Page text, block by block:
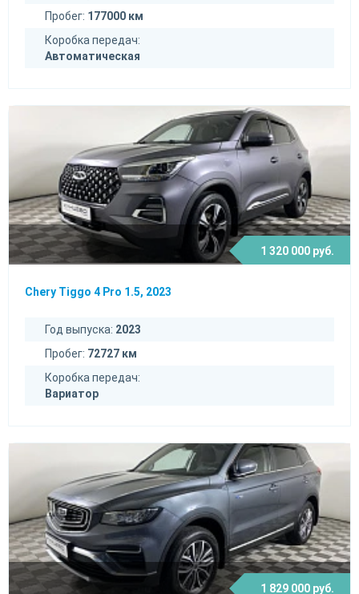
Пробег: 177000 км
Коробка передач:
Автоматическая
1 320 000 руб.
Chery Tiggo 4 Pro 1.5, 2023
Год выпуска: 2023
Пробег: 72727 км
Коробка передач:
Вариатор
1 829 000 руб.